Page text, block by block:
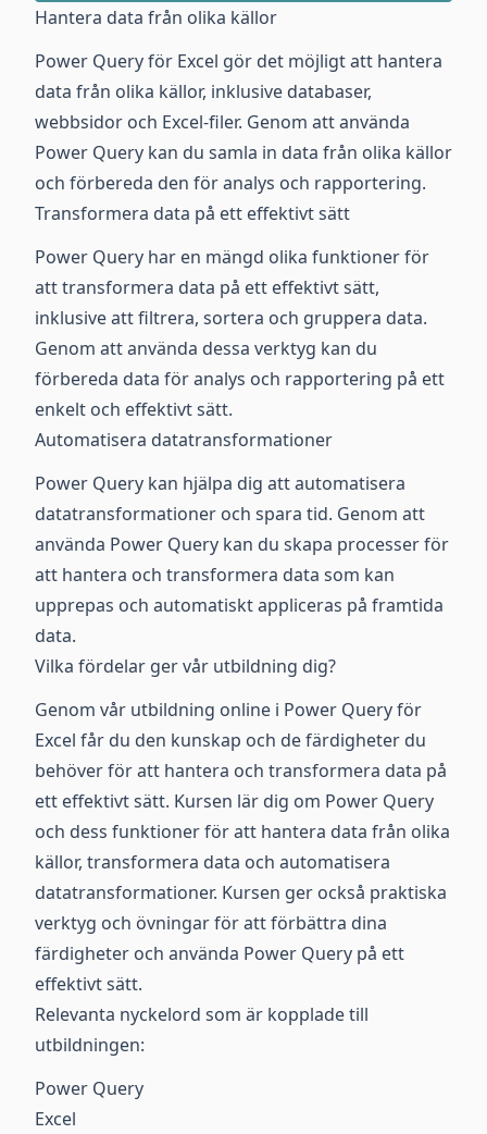
Hantera data från olika källor
Power Query för Excel gör det möjligt att hantera
data från olika källor, inklusive databaser,
webbsidor och Excel-filer. Genom att använda
Power Query kan du samla in data från olika källor
och förbereda den för analys och rapportering.
Transformera data på ett effektivt sätt
Power Query har en mängd olika funktioner för
att transformera data på ett effektivt sätt,
inklusive att filtrera, sortera och gruppera data.
Genom att använda dessa verktyg kan du
förbereda data för analys och rapportering på ett
enkelt och effektivt sätt.
Automatisera datatransformationer
Power Query kan hjälpa dig att automatisera
datatransformationer och spara tid. Genom att
använda Power Query kan du skapa processer för
att hantera och transformera data som kan
upprepas och automatiskt appliceras på framtida
data.
Vilka fördelar ger vår utbildning dig?
Genom vår utbildning online i Power Query för
Excel får du den kunskap och de färdigheter du
behöver för att hantera och transformera data på
ett effektivt sätt. Kursen lär dig om Power Query
och dess funktioner för att hantera data från olika
källor, transformera data och automatisera
datatransformationer. Kursen ger också praktiska
verktyg och övningar för att förbättra dina
färdigheter och använda Power Query på ett
effektivt sätt.
Relevanta nyckelord som är kopplade till
utbildningen:
Power Query
Excel